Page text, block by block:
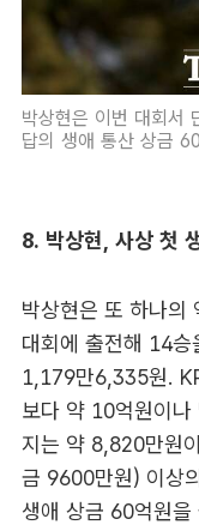
박상현은 이번 대회서
답의 생애 통산 상금
8. 박상현, 사상 첫
박상현은 또 하나의
대회에 출전해 14
1,179만6,335원.
보다 약 10억원이
지는 약 8,820만원
금 9600만원) 이상
생애 상금 60억원을